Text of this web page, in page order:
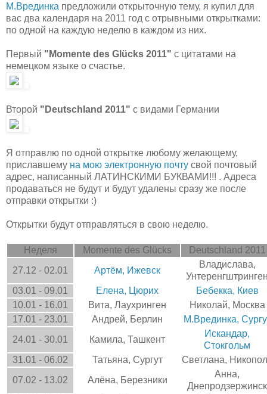
М.Врединка предложили открыточную тему, я купил для
вас два календаря на 2011 год с отрывными открытками:
по одной на каждую неделю в каждом из них.
Первый "Momente des Glücks 2011" с цитатами на
немецком языке о счастье.
Второй "Deutschland 2011" с видами Германии
Я отправлю по одной открытке любому желающему,
приславшему на мою электронную почту свой почтовый
адрес, написанный ЛАТИНСКИМИ БУКВАМИ!!! . Адреса
продаваться не будут и будут удалены сразу же после
отправки открытки :)
Открытки будут отправляться в свою неделю.
Неделя Momente des Glücks
Deutschland 2011
27.12 - 02.01
Артём, Ижевск
Владислава,
03.01 - 09.01
Елена, Цюрих
Бебекка, Киев
10.01 - 16.01
Вита, Лаухринген
Николай, Москва
17.01 - 23.01
Андрей, Берлин
М.Врединка,
24.01 - 30.01
Камила, Ташкент
Искандар,
Стокгольм
31.01 - 06.02
Татьяна, Сургут
Светлана,
07.02 - 13.02
Алёна, Березники
Анна,
Днепродзержинск